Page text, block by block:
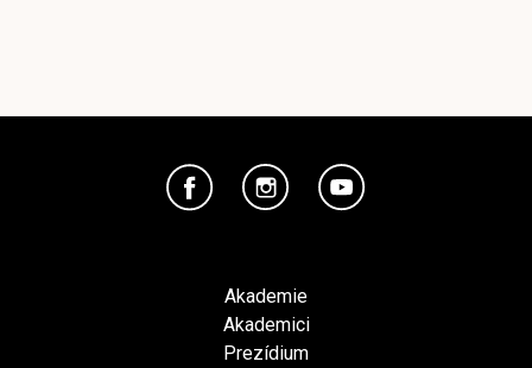
Akademie
Akademici
Prezídium